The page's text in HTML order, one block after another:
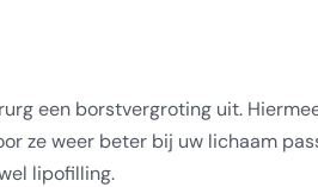
een borstvergroting uit.
ze weer beter bij uw lichaam
lipofilling.